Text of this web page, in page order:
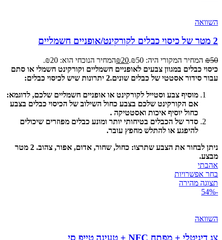
השוואה
2 מטר של כיסוי כבלים לקורקינט/אופניים חשמליים
₪50 המחיר המקורי היה: ₪50. ₪20
המחיר הנוכחי הוא: ₪20.
כיסוי כבלים במגוון צבעים לאופניים חשמליים וקורקינט חשמלי או סתם
עבור סידור אסטטי של כבלים שונים.2 יתרונות שיש לכיסוי כבלים:
מוסיף צבע וסטייל לקורקינט או אופניים חשמליים שלכם, לדוגמא:
אם הקורקינט שלכם בצבע כחול השילוב של הכיסוי כבלים בצבע
כחול יוסיף איכות ואסטטיקה .
סדר של הכבלים בטיחותי יותר ומונע כבלים מפוזרים שיכולים
להיפגע או להתלש מחפץ עובר.
ניתן לבחור את הצבע שתרצו: כחול, שחור, אדום, אפור, צהוב. 2 מטר
מבצע.
אהבתי
בחר אפשרויות
תצוגה מהירה
-54%
השוואה
צג דיגיטלי + מפתח NFC + טעינה טייפ סי